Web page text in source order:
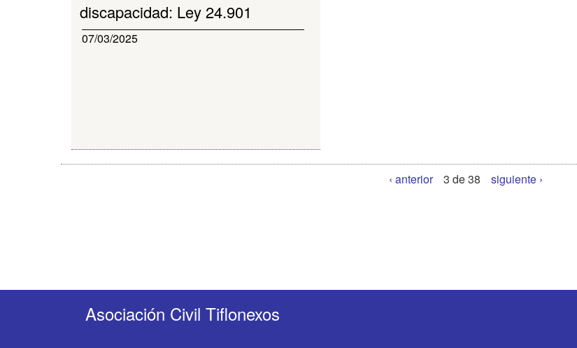
discapacidad: Ley 24.901
07/03/2025
‹ anterior 3 de 38 siguiente ›
Asociación Civil Tiflonexos